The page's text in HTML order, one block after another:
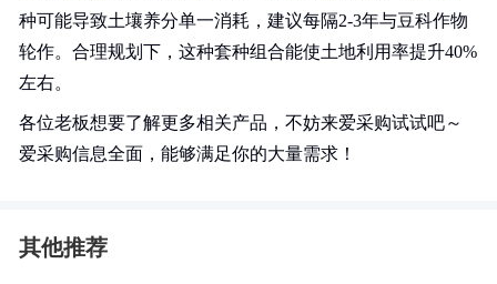
种可能导致土壤养分单一消耗，建议每隔2-3年与豆科作物
轮作。合理规划下，这种套种组合能使土地利用率提升40%
左右。
各位老板想要了解更多相关产品，不妨来爱采购试试吧～
爱采购信息全面，能够满足你的大量需求！
其他推荐